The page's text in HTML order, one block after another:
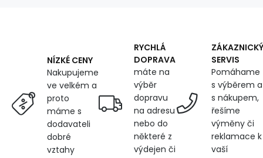
NÍZKÉ CENY
Nakupujeme
ve velkém a
proto
máme s
dodavateli
dobré
vztahy
RYCHLÁ
DOPRAVA
máte na
výběr
dopravu
na adresu
nebo do
některé z
výdejen či
ZÁKAZNICKÝ
SERVIS
Pomáhame
s výběrem a
s nákupem,
řešíme
výměny či
reklamace k
vaší